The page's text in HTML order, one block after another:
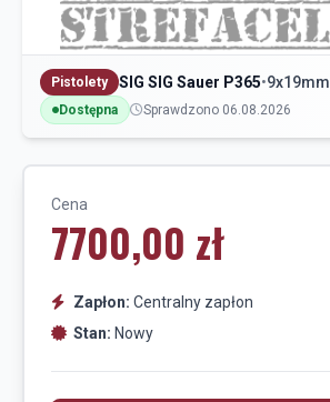
Pistolety SIG SIG Sauer P365•9x19mm
Dostępna Sprawdzono 06.08.2026
Cena
7700,00 zł
Zapłon: Centralny zapłon
Stan: Nowy